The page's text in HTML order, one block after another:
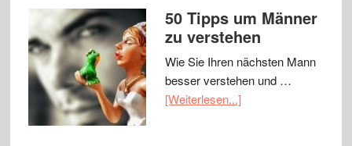
50 Tipps um Männer
zu verstehen
Wie Sie Ihren nächsten Mann
besser verstehen und …
[Weiterlesen...]